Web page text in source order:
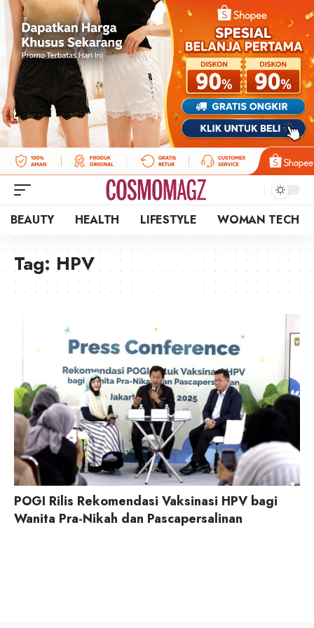
BEAUTY HEALTH LIFESTYLE WOMAN TECH
Tag: HPV
POGI Rilis Rekomendasi Vaksinasi HPV bagi
Wanita Pra-Nikah dan Pascapersalinan